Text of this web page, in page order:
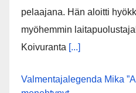
pelaajana. Hän aloitti
myöhemmin
Koivuranta [...]
Valmentajalegenda Mika